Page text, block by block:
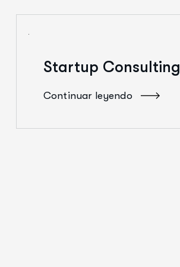
Startup Consulting
Continuar leyendo